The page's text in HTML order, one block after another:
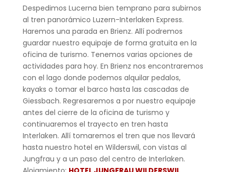
Despedimos Lucerna bien temprano para subirnos
al tren panorámico Luzern-Interlaken Express.
Haremos una parada en Brienz. Allí podremos
guardar nuestro equipaje de forma gratuita en la
oficina de turismo. Tenemos varias opciones de
actividades para hoy. En Brienz nos encontraremos
con el lago donde podemos alquilar pedalos,
kayaks o tomar el barco hasta las cascadas de
Giessbach. Regresaremos a por nuestro equipaje
antes del cierre de la oficina de turismo y
continuaremos el trayecto en tren hasta
Interlaken. Allí tomaremos el tren que nos llevará
hasta nuestro hotel en Wilderswil, con vistas al
Jungfrau y a un paso del centro de Interlaken.